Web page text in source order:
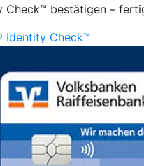
Check™ bestätigen –
Identity Check™